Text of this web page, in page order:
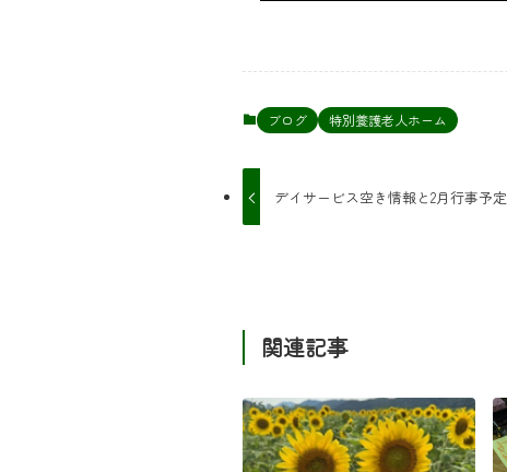
ブログ 特別養護老人ホーム
デイサービス空き情報と2月行事予定
関連記事